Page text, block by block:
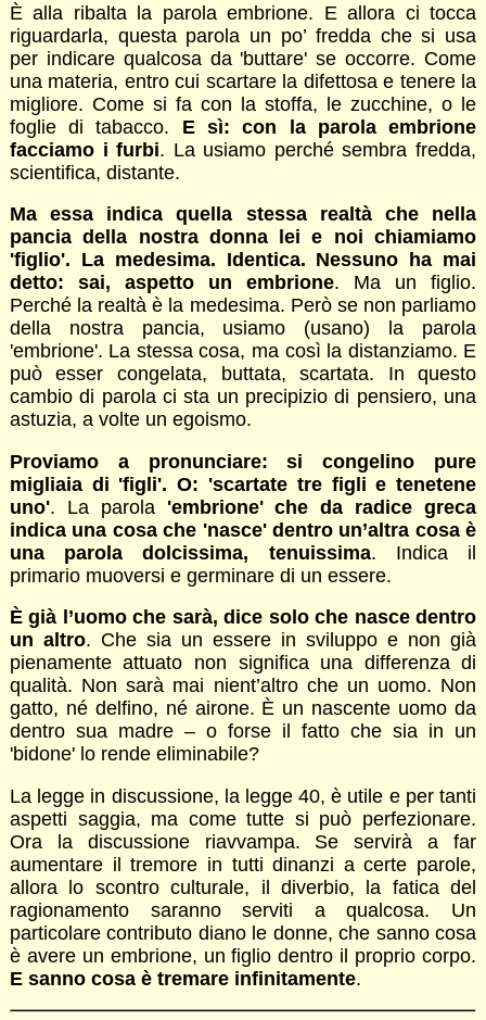
È alla ribalta la parola embrione. E allora ci tocca
riguardarla, questa parola un po’ fredda che si usa
per indicare qualcosa da 'buttare' se occorre. Come
una materia, entro cui scartare la difettosa e tenere la
migliore. Come si fa con la stoffa, le zucchine, o le
foglie di tabacco. E sì: con la parola embrione
facciamo i furbi. La usiamo perché sembra fredda,
scientifica, distante.
Ma essa indica quella stessa realtà che nella
pancia della nostra donna lei e noi chiamiamo
'figlio'. La medesima. Identica. Nessuno ha mai
detto: sai, aspetto un embrione. Ma un figlio.
Perché la realtà è la medesima. Però se non parliamo
della nostra pancia, usiamo (usano) la parola
'embrione'. La stessa cosa, ma così la distanziamo. E
può esser congelata, buttata, scartata. In questo
cambio di parola ci sta un precipizio di pensiero, una
astuzia, a volte un egoismo.
Proviamo a pronunciare: si congelino pure
migliaia di 'figli'. O: 'scartate tre figli e tenetene
uno'. La parola 'embrione' che da radice greca
indica una cosa che 'nasce' dentro un’altra cosa è
una parola dolcissima, tenuissima. Indica il
primario muoversi e germinare di un essere.
È già l’uomo che sarà, dice solo che nasce dentro
un altro. Che sia un essere in sviluppo e non già
pienamente attuato non significa una differenza di
qualità. Non sarà mai nient’altro che un uomo. Non
gatto, né delfino, né airone. È un nascente uomo da
dentro sua madre – o forse il fatto che sia in un
'bidone' lo rende eliminabile?
La legge in discussione, la legge 40, è utile e per tanti
aspetti saggia, ma come tutte si può perfezionare.
Ora la discussione riavvampa. Se servirà a far
aumentare il tremore in tutti dinanzi a certe parole,
allora lo scontro culturale, il diverbio, la fatica del
ragionamento saranno serviti a qualcosa. Un
particolare contributo diano le donne, che sanno cosa
è avere un embrione, un figlio dentro il proprio corpo.
E sanno cosa è tremare infinitamente.